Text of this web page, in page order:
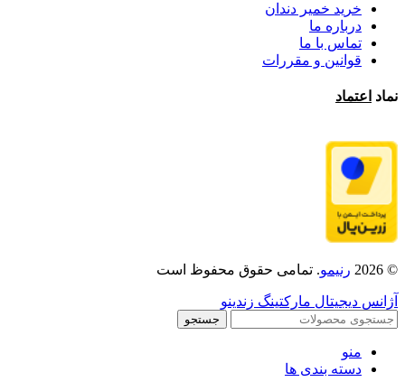
خرید خمیر دندان
درباره ما
تماس با ما
قوانین و مقررات
نماد اعتماد
© 2026 رنیمو. تمامی حقوق محفوظ است
آژانس دیجیتال مارکتینگ زندینو
جستجو
منو
دسته بندی ها